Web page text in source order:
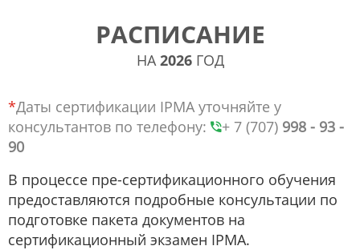
РАСПИСАНИЕ
НА2026ГОД
*Даты сертификации IPMA уточняйте у
консультантов по телефону:
+ 7 (707) 998 - 93 -
90
В процессе пре-сертификационного обучения
предоставляются подробные консультации по
подготовке пакета документов на
сертификационный экзамен IPMA.